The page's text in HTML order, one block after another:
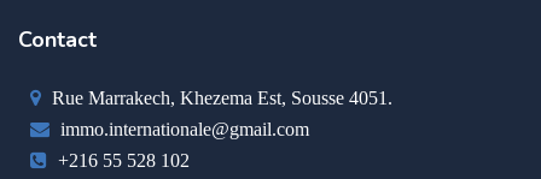
Contact
Rue Marrakech, Khezema Est, Sousse 4051.
immo.internationale@gmail.com
+216 55 528 102